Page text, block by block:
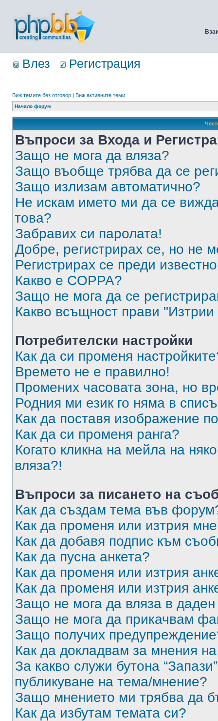
Влез Регистрация
Виж темите без отговор | Виж активните теми
Начало форум
Въпроси за Входа и
Защо не мога да вляза?
Защо въобще трябва да се
Защо излизам автоматично?
Не искам името ми да се
това?
Забравих си паролата!
Добре, регистрирах се, но не
Регистрирах се преди
Какво е COPPA?
Защо не мога да се
Какво всъщност прави "Изтрии
Потребителски настройки
Как да си променя
Времето не е правилно!
Промених часовата зона, но
Родния ми език го няма в
Как да поставя изображение
Как да си променя ранга?
Когато кликна на мейла на
вляза?!
Въпроси за писането на
Как да създам тема във
Как да променя или изтрия
Как да добавя подпис към
Как да пусна анкета?
Как да променя или изтрия
Как да променя или изтрия
Защо не мога да вляза в
Защо не мога да прикачвам
Защо получих
Как да докладвам за мнения
За какво служи бутона
публикуване на тема/мнение?
Защо мнението ми трябва да
Как да избутам темата си?